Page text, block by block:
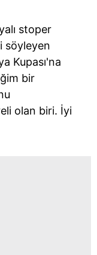
alan panel
ilişkin detaylı bilgi
Bilgilendirme
uyarınca
ve sitemizde
ilgili bilgi
stoper
söyleyen
Kupası'na
bir
olan biri. İyi